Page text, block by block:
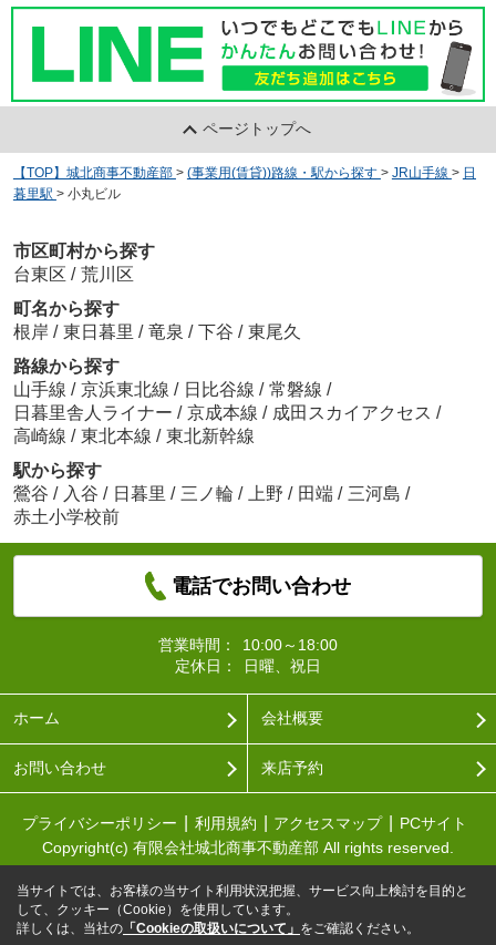
ページトップへ
【TOP】城北商事不動産部 > (事業用(賃貸))路線・駅から探す > JR山手線 > 日
暮里駅 > 小丸ビル
市区町村から探す
台東区 / 荒川区
町名から探す
根岸 / 東日暮里 / 竜泉 / 下谷 / 東尾久
路線から探す
山手線 / 京浜東北線 / 日比谷線 / 常磐線 /
日暮里舎人ライナー / 京成本線 / 成田スカイアクセス /
高崎線 / 東北本線 / 東北新幹線
駅から探す
鶯谷 / 入谷 / 日暮里 / 三ノ輪 / 上野 / 田端 / 三河島 /
赤土小学校前
電話でお問い合わせ
営業時間：
10:00～18:00
定休日：
日曜、祝日
ホーム 会社概要
お問い合わせ 来店予約
プライバシーポリシー 利用規約 アクセスマップ
PCサイト
Copyright(c) 有限会社城北商事不動産部 All rights reserved.
当サイトでは、お客様の当サイト利用状況把握、サービス向上検討を目的と
して、クッキー（Cookie）を使用しています。
詳しくは、当社の 「Cookieの取扱いについて」 をご確認ください。